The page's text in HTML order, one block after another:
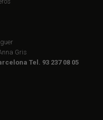
Gris
Tel. 93 237 08 05